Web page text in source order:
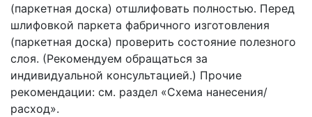
(паркетная доска) отшлифовать полностью. Перед
шлифовкой паркета фабричного изготовления
(паркетная доска) проверить состояние полезного
слоя. (Рекомендуем обращаться за
индивидуальной консультацией.) Прочие
рекомендации: см. раздел «Схема нанесения/
расход».